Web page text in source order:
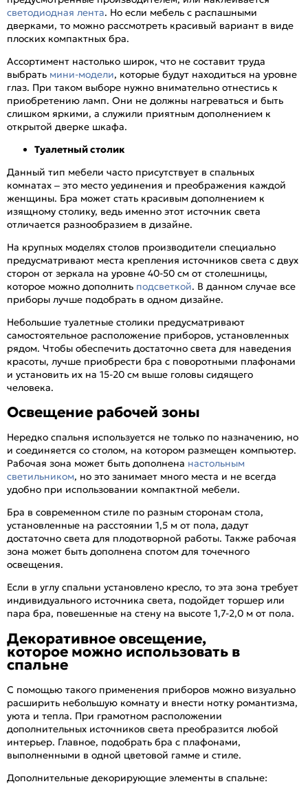
светодиодная лента. Но если мебель с распашными
дверками, то можно рассмотреть красивый вариант в виде
плоских компактных бра.
Ассортимент настолько широк, что не составит труда
выбрать мини-модели, которые будут находиться на уровне
глаз. При таком выборе нужно внимательно отнестись к
приобретению ламп. Они не должны нагреваться и быть
слишком яркими, а служили приятным дополнением к
открытой дверке шкафа.
Туалетный столик
Данный тип мебели часто присутствует в спальных
комнатах – это место уединения и преображения каждой
женщины. Бра может стать красивым дополнением к
изящному столику, ведь именно этот источник света
отличается разнообразием в дизайне.
На крупных моделях столов производители специально
предусматривают места крепления источников света с двух
сторон от зеркала на уровне 40-50 см от столешницы,
которое можно дополнить подсветкой. В данном случае все
приборы лучше подобрать в одном дизайне.
Небольшие туалетные столики предусматривают
самостоятельное расположение приборов, установленных
рядом. Чтобы обеспечить достаточно света для наведения
красоты, лучше приобрести бра с поворотными плафонами
и установить их на 15-20 см выше головы сидящего
человека.
Освещение рабочей зоны
Нередко спальня используется не только по назначению, но
и соединяется со столом, на котором размещен компьютер.
Рабочая зона может быть дополнена настольным
светильником, но это занимает много места и не всегда
удобно при использовании компактной мебели.
Бра в современном стиле по разным сторонам стола,
установленные на расстоянии 1,5 м от пола, дадут
достаточно света для плодотворной работы. Также рабочая
зона может быть дополнена спотом для точечного
освещения.
Если в углу спальни установлено кресло, то эта зона требует
индивидуального источника света, подойдет торшер или
пара бра, повешенные на стену на высоте 1,7-2,0 м от пола.
Декоративное овсещение,
которое можно использовать в
спальне
С помощью такого применения приборов можно визуально
расширить небольшую комнату и внести нотку романтизма,
уюта и тепла. При грамотном расположении
дополнительных источников света преобразится любой
интерьер. Главное, подобрать бра с плафонами,
выполненными в одной цветовой гамме и стиле.
Дополнительные декорирующие элементы в спальне: